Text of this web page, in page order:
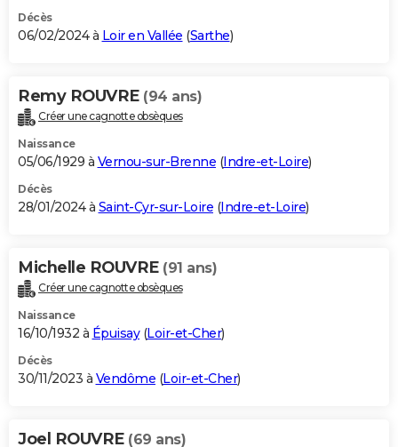
Décès
06/02/2024 à Loir en Vallée (Sarthe)
Remy ROUVRE (94 ans)
Créer une cagnotte obsèques
Naissance
05/06/1929 à Vernou-sur-Brenne (Indre-et-Loire)
Décès
28/01/2024 à Saint-Cyr-sur-Loire (Indre-et-Loire)
Michelle ROUVRE (91 ans)
Créer une cagnotte obsèques
Naissance
16/10/1932 à Épuisay(Loir-et-Cher)
Décès
30/11/2023 à Vendôme (Loir-et-Cher)
Joel ROUVRE (69 ans)